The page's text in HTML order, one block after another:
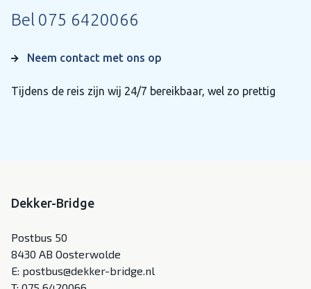
Bel 075 6420066
Neem contact met ons op
Tijdens de reis zijn wij 24/7 bereikbaar, wel zo prettig
Dekker-Bridge
Postbus 50
8430 AB Oosterwolde
E: postbus@dekker-bridge.nl